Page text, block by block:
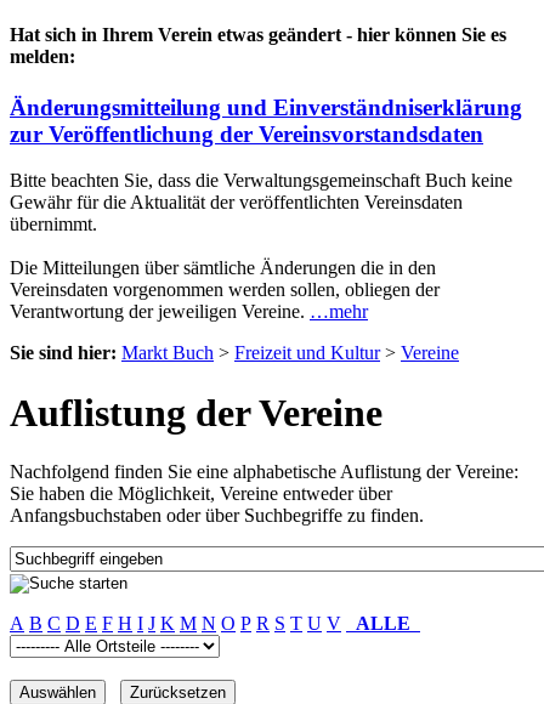
Hat sich in Ihrem Verein etwas geändert - hier können Sie es
melden:
Änderungsmitteilung und Einverständniserklärung
zur Veröffentlichung der Vereinsvorstandsdaten
Bitte beachten Sie, dass die Verwaltungsgemeinschaft Buch keine
Gewähr für die Aktualität der veröffentlichten Vereinsdaten
übernimmt.
Die Mitteilungen über sämtliche Änderungen die in den
Vereinsdaten vorgenommen werden sollen, obliegen der
Verantwortung der jeweiligen Vereine. …mehr
Sie sind hier: Markt Buch > Freizeit und Kultur> Vereine
Auflistung der Vereine
Nachfolgend finden Sie eine alphabetische Auflistung der Vereine:
Sie haben die Möglichkeit, Vereine entweder über
Anfangsbuchstaben oder über Suchbegriffe zu finden.
A B C D E F H I J K M N O P R S T U V ALLE